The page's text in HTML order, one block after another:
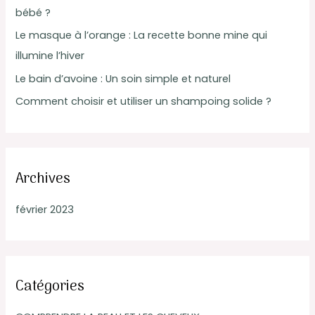
e
r
:
bébé ?
Le masque à l’orange : La recette bonne mine qui
illumine l’hiver
Le bain d’avoine : Un soin simple et naturel
Comment choisir et utiliser un shampoing solide ?
Archives
février 2023
Catégories